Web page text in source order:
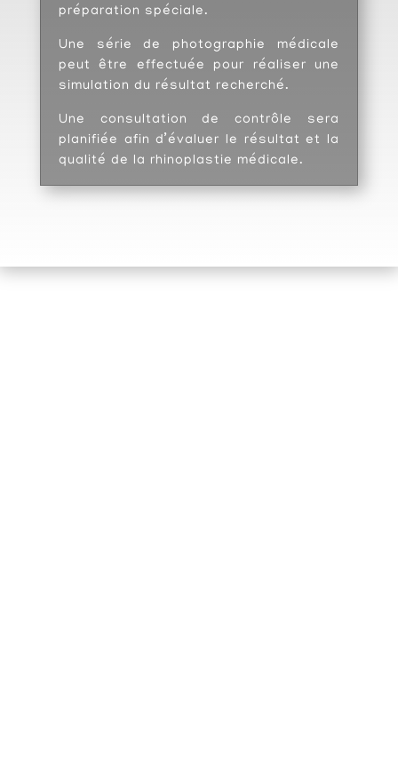
préparation spéciale.
Une série de photographie médicale
peut être effectuée pour réaliser une
simulation du résultat recherché.
Une consultation de contrôle sera
planifiée afin d’évaluer le résultat et la
qualité de la rhinoplastie médicale.